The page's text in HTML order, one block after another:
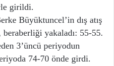
girildi.
Büyüktuncel’in dış atış
beraberliği yakaladı: 55-55.
3’üncü periyodun
74-70 önde girdi.